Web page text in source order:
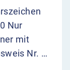
Nur
mit
Nr. …